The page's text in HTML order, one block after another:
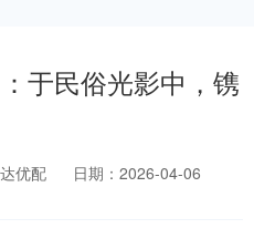
于民俗光影中，镌
优配
日期：2026-04-06